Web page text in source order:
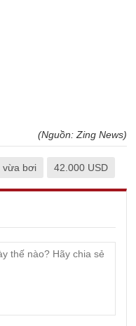
(Nguồn: Zing News)
vừa bơi 42.000 USD